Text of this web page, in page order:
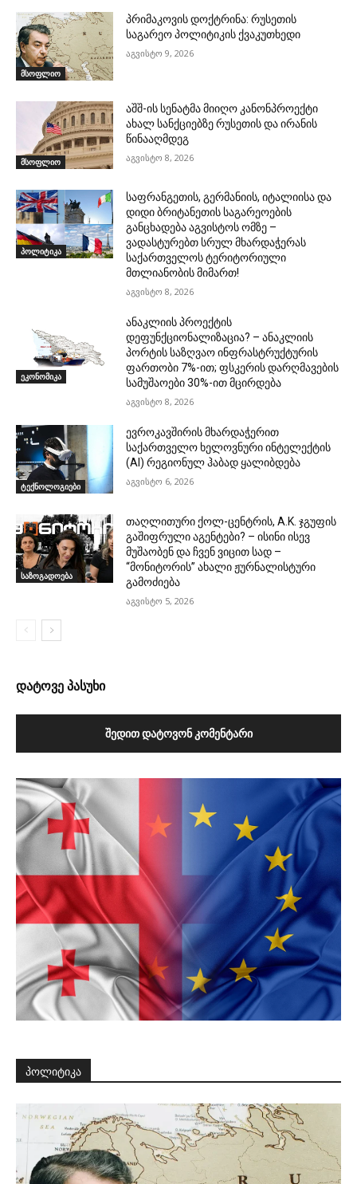
მსოფლიო
პრიმაკოვის დოქტრინა: რუსეთის
საგარეო პოლიტიკის ქვაკუთხედი
აგვისტო 9, 2026
მსოფლიო
აშშ-ის სენატმა მიიღო კანონპროექტი
ახალ სანქციებზე რუსეთის და ირანის
წინააღმდეგ
აგვისტო 8, 2026
პოლიტიკა
საფრანგეთის, გერმანიის, იტალიისა და
დიდი ბრიტანეთის საგარეოების
განცხადება აგვისტოს ომზე –
ვადასტურებთ სრულ მხარდაჭერას
საქართველოს ტერიტორიული
მთლიანობის მიმართ!
აგვისტო 8, 2026
ეკონომიკა
ანაკლიის პროექტის
დეფუნქციონალიზაცია? – ანაკლიის
პორტის საზღვაო ინფრასტრუქტურის
ფართობი 7%-ით; ფსკერის დარღმავების
სამუშაოები 30%-ით მცირდება
აგვისტო 8, 2026
ტექნოლოგიები
ევროკავშირის მხარდაჭერით
საქართველო ხელოვნური ინტელექტის
(AI) რეგიონულ ჰაბად ყალიბდება
აგვისტო 6, 2026
საზოგადოება
თაღლითური ქოლ-ცენტრის, A.K. ჯგუფის
გაშიფრული აგენტები? – ისინი ისევ
მუშაობენ და ჩვენ ვიცით სად –
“მონიტორის” ახალი ჟურნალისტური
გამოძიება
აგვისტო 5, 2026
დატოვე პასუხი
ᲨᲔᲓᲘᲗ ᲓᲐᲢᲝᲕᲝᲜ ᲙᲝᲛᲔᲜᲢᲐᲠᲘ
პოლიტიკა